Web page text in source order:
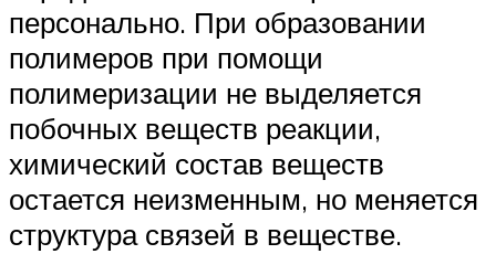
персонально. При образовании
полимеров при помощи
полимеризации не выделяется
побочных веществ реакции,
химический состав веществ
остается неизменным, но меняется
структура связей в веществе.